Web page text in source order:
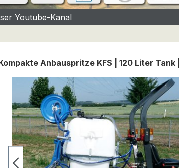
Youtube-Kanal
Anbauspritze KFS | 120 Liter Tank
Bildergalerie überspringen